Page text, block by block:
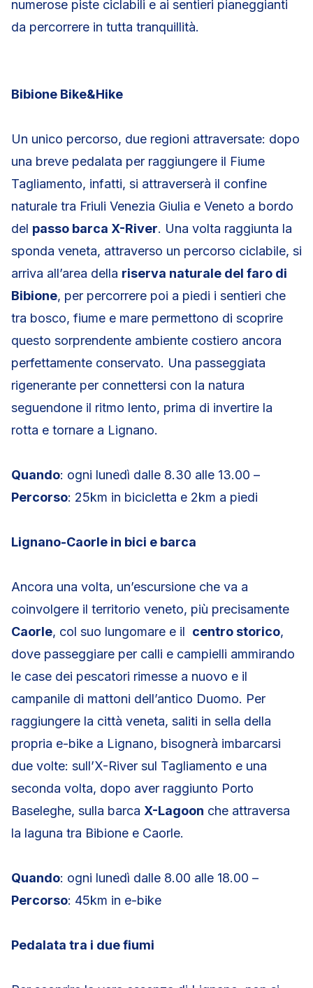
numerose piste ciclabili e ai sentieri pianeggianti
da percorrere in tutta tranquillità.
Bibione Bike&Hike
Un unico percorso, due regioni attraversate: dopo
una breve pedalata per raggiungere il Fiume
Tagliamento, infatti, si attraverserà il confine
naturale tra Friuli Venezia Giulia e Veneto a bordo
del passo barca X-River. Una volta raggiunta la
sponda veneta, attraverso un percorso ciclabile, si
arriva all’area della riserva naturale del faro di
Bibione, per percorrere poi a piedi i sentieri che
tra bosco, fiume e mare permettono di scoprire
questo sorprendente ambiente costiero ancora
perfettamente conservato. Una passeggiata
rigenerante per connettersi con la natura
seguendone il ritmo lento, prima di invertire la
rotta e tornare a Lignano.
Quando: ogni lunedì dalle 8.30 alle 13.00 –
Percorso: 25km in bicicletta e 2km a piedi
Lignano-Caorle in bici e barca
Ancora una volta, un’escursione che va a
coinvolgere il territorio veneto, più precisamente
Caorle, col suo lungomare e il centro storico,
dove passeggiare per calli e campielli ammirando
le case dei pescatori rimesse a nuovo e il
campanile di mattoni dell’antico Duomo. Per
raggiungere la città veneta, saliti in sella della
propria e-bike a Lignano, bisognerà imbarcarsi
due volte: sull’X-River sul Tagliamento e una
seconda volta, dopo aver raggiunto Porto
Baseleghe, sulla barca X-Lagoon che attraversa
la laguna tra Bibione e Caorle.
Quando: ogni lunedì dalle 8.00 alle 18.00 –
Percorso: 45km in e-bike
Pedalata tra i due fiumi